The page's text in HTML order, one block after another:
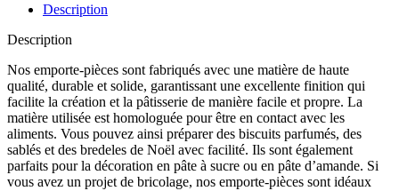
Description
Description
Nos emporte-pièces sont fabriqués avec une matière de haute
qualité, durable et solide, garantissant une excellente finition qui
facilite la création et la pâtisserie de manière facile et propre. La
matière utilisée est homologuée pour être en contact avec les
aliments. Vous pouvez ainsi préparer des biscuits parfumés, des
sablés et des bredeles de Noël avec facilité. Ils sont également
parfaits pour la décoration en pâte à sucre ou en pâte d’amande. Si
vous avez un projet de bricolage, nos emporte-pièces sont idéaux